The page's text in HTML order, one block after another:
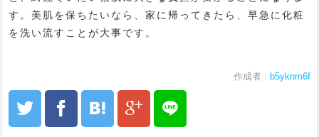
す。美肌を保ちたいなら、家に帰ってきたら、早急に化粧
を洗い流すことが大事です。
作成者 : b5yknm6f